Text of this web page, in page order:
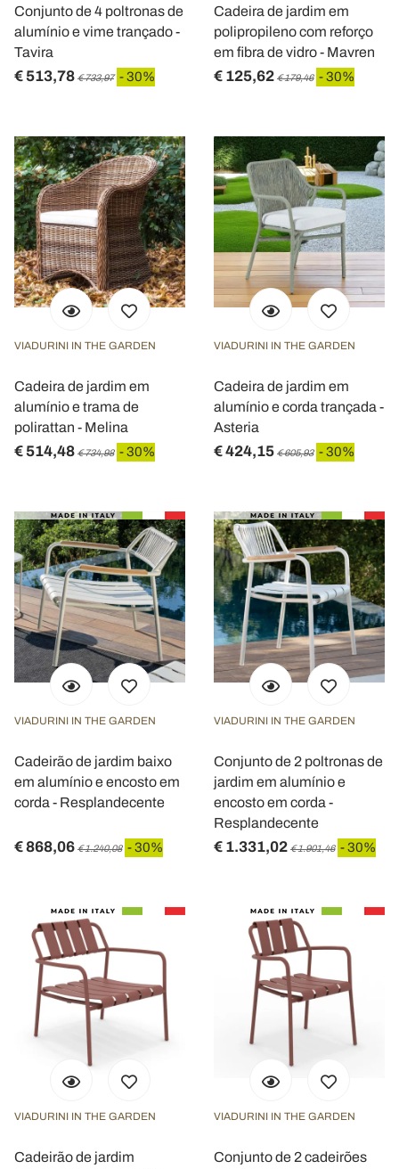
Conjunto de 4 poltronas de
alumínio e vime trançado -
Tavira
€ 513,78 € 733,97 - 30%
Cadeira de jardim em
polipropileno com reforço
em fibra de vidro - Mavren
€ 125,62 € 179,46 - 30%
VIADURINI IN THE GARDEN
Cadeira de jardim em
alumínio e trama de
polirattan - Melina
€ 514,48 € 734,98 - 30%
VIADURINI IN THE GARDEN
Cadeira de jardim em
alumínio e corda trançada -
Asteria
€ 424,15 € 605,93 - 30%
VIADURINI IN THE GARDEN
Cadeirão de jardim baixo
em alumínio e encosto em
corda - Resplandecente
€ 868,06 € 1.240,08 - 30%
VIADURINI IN THE GARDEN
Conjunto de 2 poltronas de
jardim em alumínio e
encosto em corda -
Resplandecente
€ 1.331,02 € 1.901,46 - 30%
VIADURINI IN THE GARDEN
Cadeirão de jardim
VIADURINI IN THE GARDEN
Conjunto de 2 cadeirões